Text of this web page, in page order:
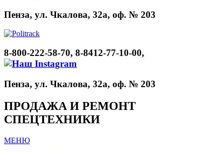
Пенза, ул. Чкалова, 32а, оф. № 203
8-800-222-58-70, 8-8412-77-10-00,
Пенза, ул. Чкалова, 32а, оф. № 203
ПРОДАЖА И РЕМОНТ
СПЕЦТЕХНИКИ
МЕНЮ